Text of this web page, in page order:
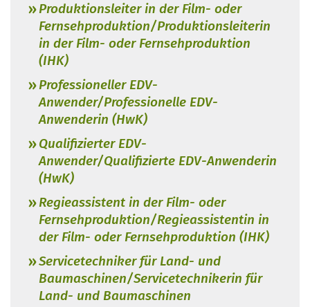
Produktionsleiter in der Film- oder
Fernsehproduktion/Produktionsleiterin
in der Film- oder Fernsehproduktion
(IHK)
Professioneller EDV-
Anwender/Professionelle EDV-
Anwenderin (HwK)
Qualifizierter EDV-
Anwender/Qualifizierte EDV-Anwenderin
(HwK)
Regieassistent in der Film- oder
Fernsehproduktion/Regieassistentin in
der Film- oder Fernsehproduktion (IHK)
Servicetechniker für Land- und
Baumaschinen/Servicetechnikerin für
Land- und Baumaschinen